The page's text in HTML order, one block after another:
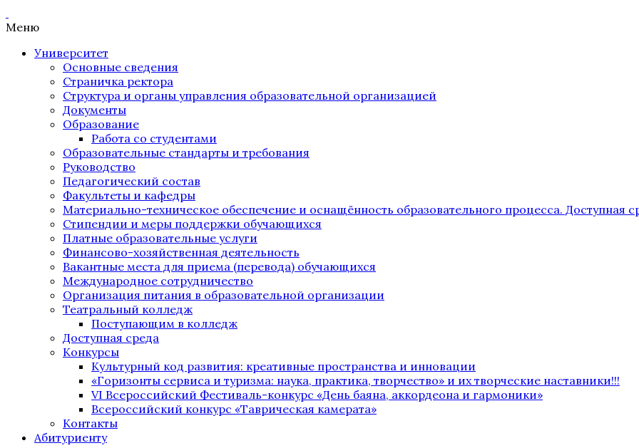
Меню
Университет
Основные сведения
Страничка ректора
Структура и органы управления образовательной организацией
Документы
Образование
Работа со студентами
Образовательные стандарты и требования
Руководство
Педагогический состав
Факультеты и кафедры
Материально-техническое обеспечение и оснащённость образовательного процесса. Доступная
Стипендии и меры поддержки обучающихся
Платные образовательные услуги
Финансово-хозяйственная деятельность
Вакантные места для приема (перевода) обучающихся
Международное сотрудничество
Организация питания в образовательной организации
Театральный колледж
Поступающим в колледж
Доступная среда
Конкурсы
Культурный код развития: креативные пространства и инновации
«Горизонты сервиса и туризма: наука, практика, творчество» и их творческие наставники!!!
VI Всероссийский Фестиваль-конкурс «День баяна, аккордеона и гармоники»
Всероссийский конкурс «Таврическая камерата»
Контакты
Абитуриенту